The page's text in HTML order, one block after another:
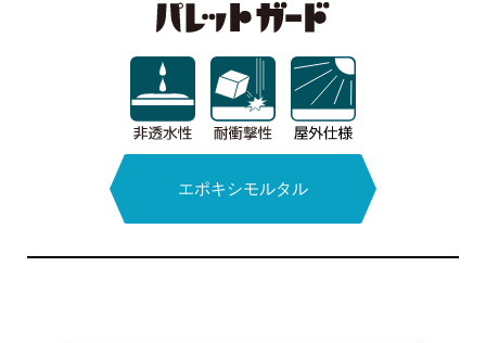
多機能
水性アクリル系
エポキシモルタル
次亜塩素酸